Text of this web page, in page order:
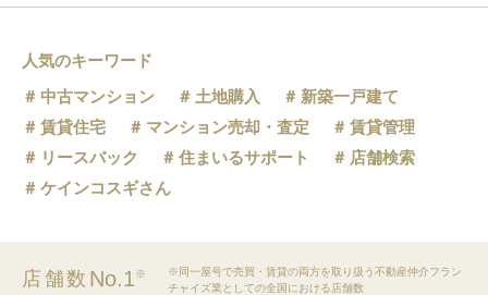
人気のキーワード
中古マンション
土地購入
新築一戸建て
賃貸住宅
マンション売却・査定
賃貸管理
リースバック
住まいるサポート
店舗検索
ケインコスギさん
店舗数 No.1※
※同一屋号で売買・賃貸の両方を取り扱う不動産仲介フラン
チャイズ業としての全国における店舗数